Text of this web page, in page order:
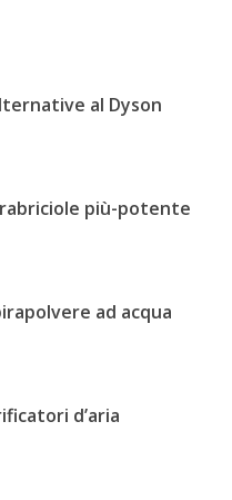
al Dyson
più-potente
ad acqua
d’aria